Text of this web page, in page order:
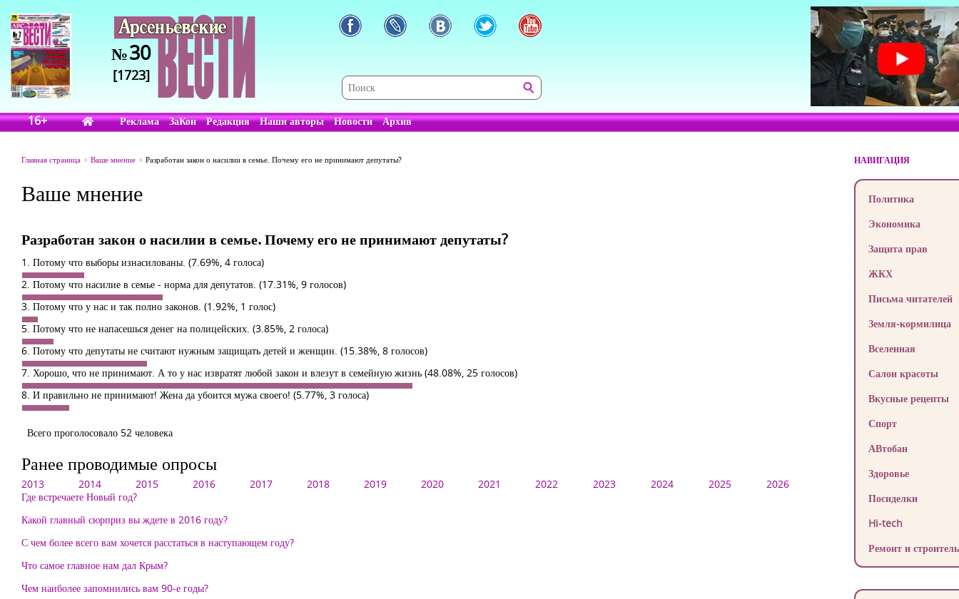
№30
[1723]
16+ Реклама ЗаКон Редакция Наши авторы Новости Архив
Главная страница Ваше мнение Разработан закон о насилии в семье. Почему его не принимают депутаты?
Ваше мнение
Разработан закон о насилии в семье. Почему его не принимают депутаты?
1. Потому что выборы изнасилованы. (7.69%, 4 голоса)
2. Потому что насилие в семье - норма для депутатов. (17.31%, 9 голосов)
3. Потому что у нас и так полно законов. (1.92%, 1 голос)
5. Потому что не напасешься денег на полицейских. (3.85%, 2 голоса)
6. Потому что депутаты не считают нужным защищать детей и женщин. (15.38%, 8 голосов)
7. Хорошо, что не принимают. А то у нас извратят любой закон и влезут в семейную жизнь (48.08%, 25 голосов)
8. И правильно не принимают! Жена да убоится мужа своего! (5.77%, 3 голоса)
Всего проголосовало 52 человека
Ранее проводимые опросы
2013 2014 2015 2016 2017 2018 2019 2020 2021 2022 2023 2024 2025
2026
Где встречаете Новый год?
Какой главный сюрприз вы ждете в 2016 году?
С чем более всего вам хочется расстаться в наступающем году?
Что самое главное нам дал Крым?
Чем наиболее запомнились вам 90-е годы?
НАВИГАЦИЯ
Политика
Экономика
Защита прав
ЖКХ
Письма читателей
Земля-кормилица
Вселенная
Салон красоты
Вкусные рецепты
Спорт
АВтобан
Здоровье
Посиделки
Hi-tech
Ремонт и